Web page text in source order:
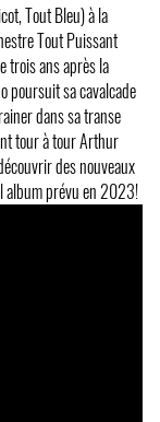
Tout Bleu) à la
Tout Puissant
trois ans après la
poursuit sa cavalcade
dans sa transe
tour à tour Arthur
des nouveaux
album prévu en 2023!